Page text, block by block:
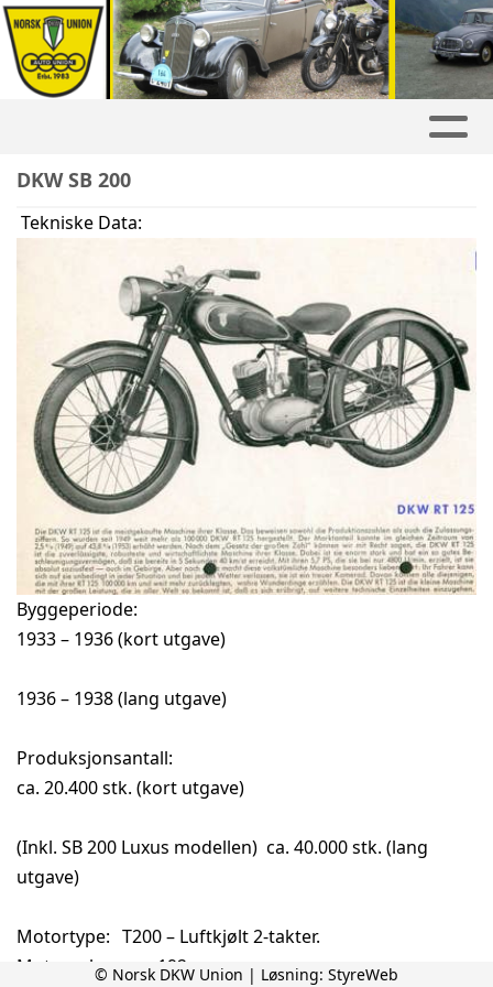
DKW SB 200
Tekniske Data:
Byggeperiode:
1933 – 1936 (kort utgave)
1936 – 1938 (lang utgave)
Produksjonsantall:
ca. 20.400 stk. (kort utgave)
(Inkl. SB 200 Luxus modellen) ca. 40.000 stk. (lang
utgave)
Motortype: T200 – Luftkjølt 2-takter.
Motorvolum:
192 ccm
© Norsk DKW Union | Løsning: StyreWeb